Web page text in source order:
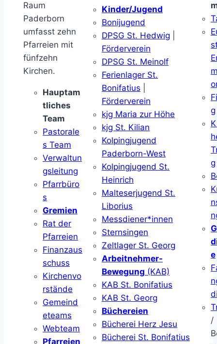
Raum
Paderborn
umfasst zehn
Pfarreien mit
fünfzehn
Kirchen.
Hauptam
tliches
Team
Pastorale
s Team
Verwaltun
gsleitung
Pfarrbüro
s
Gremien
Rat der
Pfarreien
Finanzaus
schuss
Kirchenvo
rstände
Gemeind
eteams
Webteam
Pfarreien
Kinder/Jugend
Bonijugend
DPSG St. Hedwig
Förderverein
DPSG St. Meinolf
Ferienlager St.
Bonifatius
Förderverein
kjg Maria zur Höhe
kjg St. Kilian
Kolpingjugend
Paderborn-West
Kolpingjugend St.
Heinrich
Malteserjugend St.
Liborius
Messdiener*innen
Sternsingen
Zeltlager St. Georg
Arbeitnehmer-
Bewegung (KAB)
KAB St. Bonifatius
KAB St. Georg
Büchereien
Bücherei Herz Jesu
Bücherei St. Bonifatius
g
g
e
/